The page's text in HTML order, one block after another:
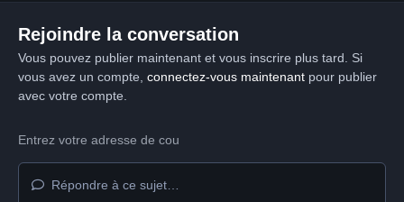
Rejoindre la conversation
Vous pouvez publier maintenant et vous inscrire plus tard. Si
vous avez un compte, connectez-vous maintenantpour publier
avec votre compte.
Répondre à ce sujet…